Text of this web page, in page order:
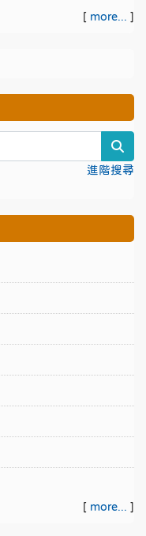
[ more... ]
進階搜尋
[ more... ]